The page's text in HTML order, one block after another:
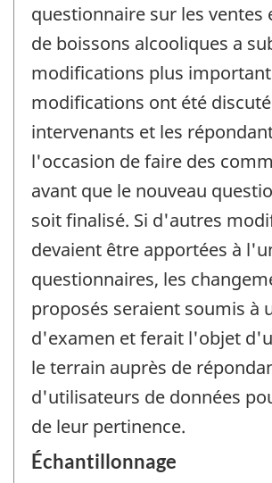
questionnaire sur les ventes
de boissons alcooliques a
modifications plus
modifications ont été
intervenants et les
l'occasion de faire des
avant que le nouveau
soit finalisé. Si d'autres
devaient être apportées à
questionnaires, les
proposés seraient soumis à
d'examen et ferait l'objet
le terrain auprès de
d'utilisateurs de données
de leur pertinence.
Échantillonnage